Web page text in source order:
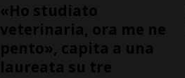
«Ho studiato
veterinaria, ora me ne
pento», capita a una
laureata su tre